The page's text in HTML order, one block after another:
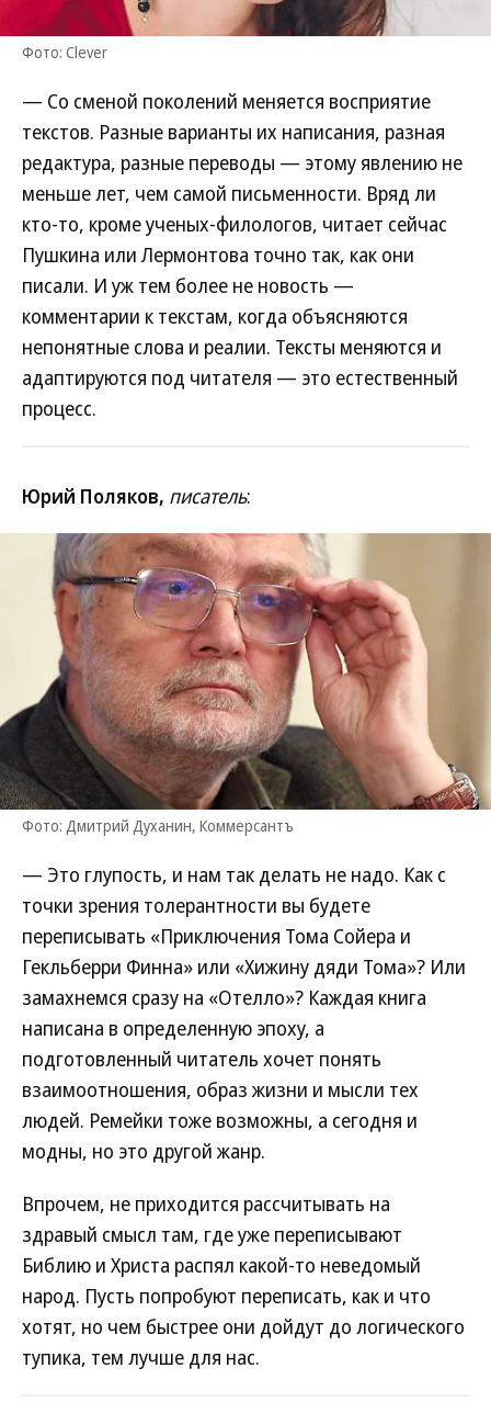
Фото: Clever
— Со сменой поколений меняется восприятие
текстов. Разные варианты их написания, разная
редактура, разные переводы — этому явлению не
меньше лет, чем самой письменности. Вряд ли
кто-то, кроме ученых-филологов, читает сейчас
Пушкина или Лермонтова точно так, как они
писали. И уж тем более не новость —
комментарии к текстам, когда объясняются
непонятные слова и реалии. Тексты меняются и
адаптируются под читателя — это естественный
процесс.
Юрий Поляков, писатель:
Фото: Дмитрий Духанин, Коммерсантъ
— Это глупость, и нам так делать не надо. Как с
точки зрения толерантности вы будете
переписывать «Приключения Тома Сойера и
Гекльберри Финна» или «Хижину дяди Тома»? Или
замахнемся сразу на «Отелло»? Каждая книга
написана в определенную эпоху, а
подготовленный читатель хочет понять
взаимоотношения, образ жизни и мысли тех
людей. Ремейки тоже возможны, а сегодня и
модны, но это другой жанр.
Впрочем, не приходится рассчитывать на
здравый смысл там, где уже переписывают
Библию и Христа распял какой-то неведомый
народ. Пусть попробуют переписать, как и что
хотят, но чем быстрее они дойдут до логического
тупика, тем лучше для нас.